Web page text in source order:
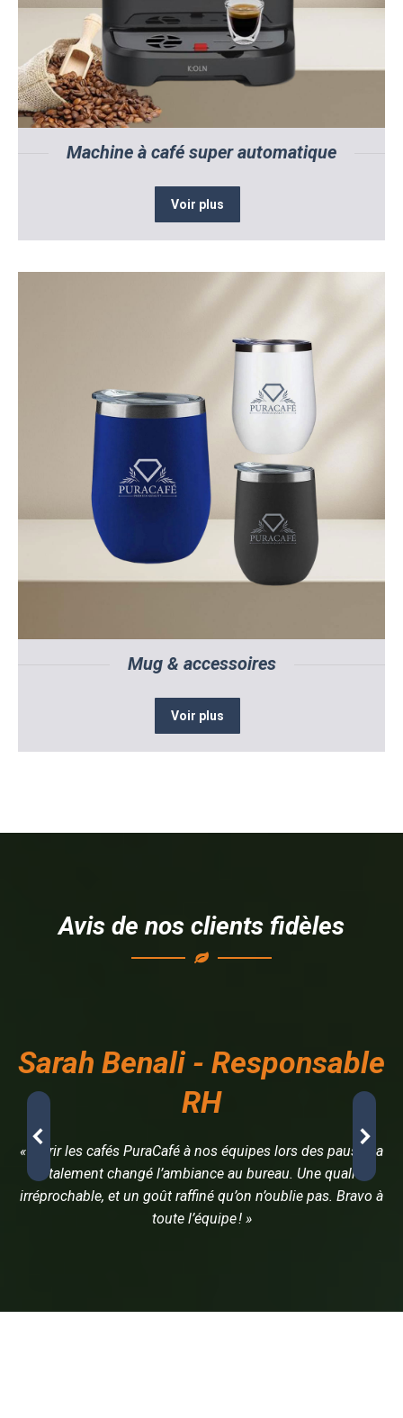
Machine à café super automatique
Voir plus
Mug & accessoires
Voir plus
Avis de nos clients fidèles
Sarah Benali - Responsable
RH
« Offrir les cafés PuraCafé à nos équipes lors des pauses a
totalement changé l’ambiance au bureau. Une qualité
irréprochable, et un goût raffiné qu’on n’oublie pas. Bravo à
toute l’équipe ! »